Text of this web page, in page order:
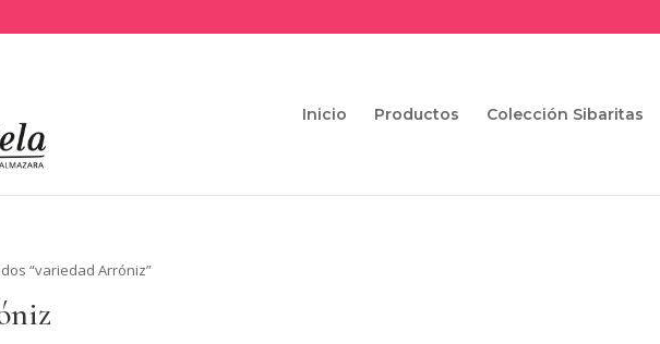
Inicio Productos Colección Sibaritas
“variedad Arróniz”